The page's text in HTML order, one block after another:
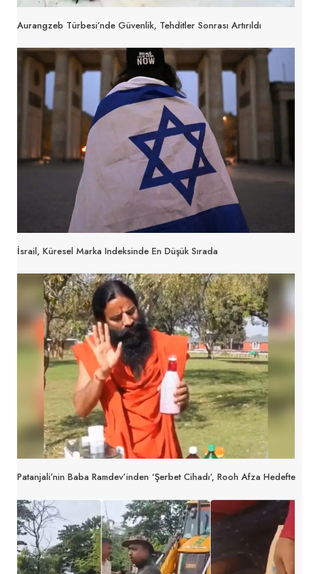
Aurangzeb Türbesi’nde Güvenlik, Tehditler Sonrası Artırıldı
İsrail, Küresel Marka Indeksinde En Düşük Sırada
Patanjali’nin Baba Ramdev’inden ‘Şerbet Cihadı’, Rooh Afza Hedefte